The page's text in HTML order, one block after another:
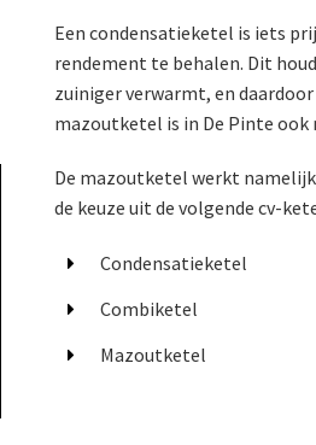
Een condensatieketel is iets
rendement te behalen. Dit
zuiniger verwarmt, en
mazoutketel is in De Pinte ook
De mazoutketel werkt
de keuze uit de volgende cv-
Condensatieketel
Combiketel
Mazoutketel